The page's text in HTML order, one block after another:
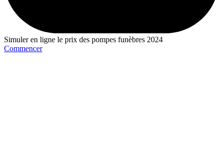
Simuler en ligne le prix des pompes funèbres 2024
Commencer